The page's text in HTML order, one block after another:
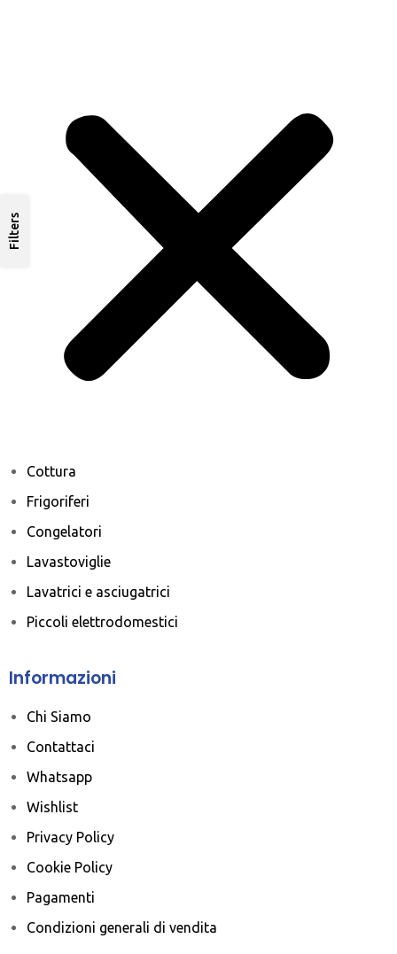
Filters
Cottura
Frigoriferi
Congelatori
Lavastoviglie
Lavatrici e asciugatrici
Piccoli elettrodomestici
Informazioni
Chi Siamo
Contattaci
Whatsapp
Wishlist
Privacy Policy
Cookie Policy
Pagamenti
Condizioni generali di vendita